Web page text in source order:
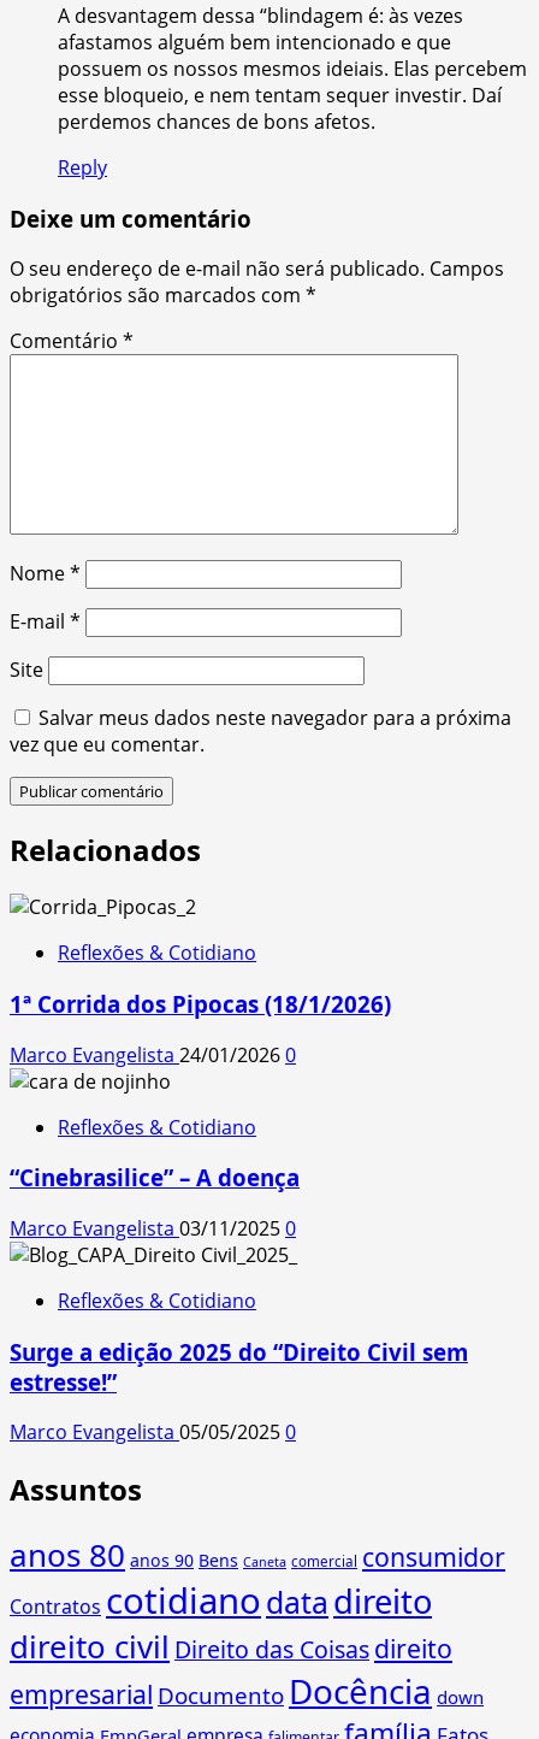
A desvantagem dessa “blindagem é: às vezes
afastamos alguém bem intencionado e que
possuem os nossos mesmos ideiais. Elas percebem
esse bloqueio, e nem tentam sequer investir. Daí
perdemos chances de bons afetos.
Reply
Deixe um comentário
O seu endereço de e-mail não será publicado. Campos
obrigatórios são marcados com *
Comentário *
Nome*
E-mail *
Site
Salvar meus dados neste navegador para a próxima
vez que eu comentar.
Relacionados
Reflexões & Cotidiano
1ª Corrida dos Pipocas (18/1/2026)
Marco Evangelista 24/01/20260
Reflexões & Cotidiano
“Cinebrasilice” – A doença
Marco Evangelista 03/11/20250
Reflexões & Cotidiano
Surge a edição 2025 do “Direito Civil sem
estresse!”
Marco Evangelista 05/05/20250
Assuntos
anos 80 anos 90 Bens Caneta comercial consumidor
Contratos cotidianodata direito
direito civil Direito das Coisasdireito
empresarial Documento Docência down